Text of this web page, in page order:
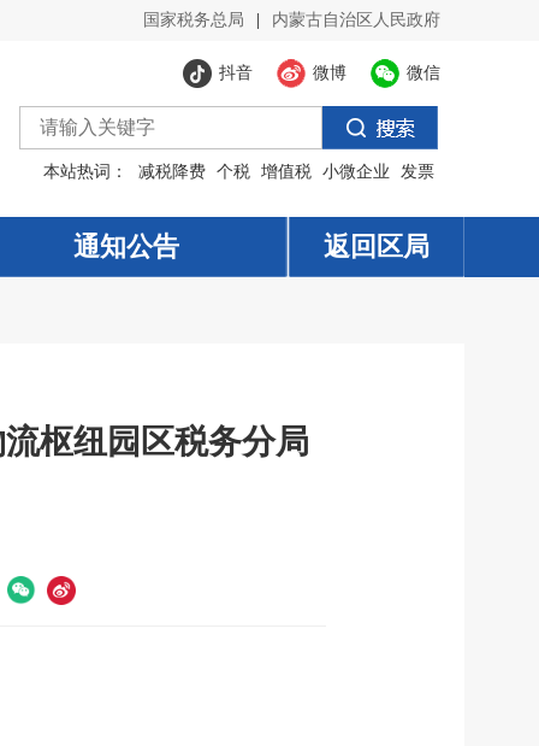
国家税务总局 内蒙古自治区人民政府
微信
微博
抖音
本站热词： 减税降费 个税 增值税 小微企业 发票
通知公告 返回区局
枢纽园区税务分局